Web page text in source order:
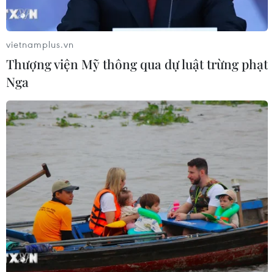
Theo dõi VietnamPlus
vietnamplus.vn
Thượng viện Mỹ thông qua dự luật trừng phạt
Nga